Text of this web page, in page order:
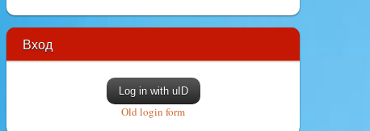
Вход
Log in with uID
Old login form